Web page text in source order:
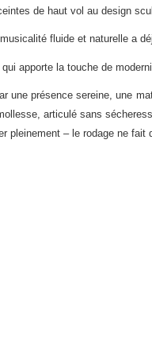
de haut vol au design
fluide et naturelle a
, qui apporte la touche de
une présence sereine, une
articulé sans
pleinement – le rodage ne